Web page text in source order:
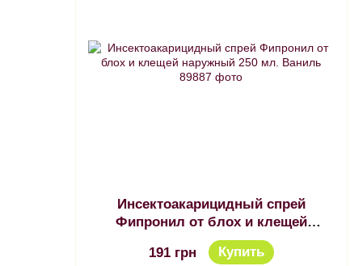
Инсектоакарицидный спрей
Фипронил от блох и клещей
наружный 250 мл. Ваниль
191 грн
Купить